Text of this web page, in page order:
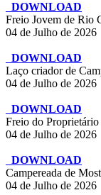
DOWNLOAD
Freio Jovem de Rio
04 de Julho de 2026
DOWNLOAD
Laço criador de
04 de Julho de 2026
DOWNLOAD
Freio do
04 de Julho de 2026
DOWNLOAD
Campereada de
04 de Julho de 2026